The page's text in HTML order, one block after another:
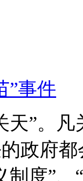
事件
天”。
政府
制度”